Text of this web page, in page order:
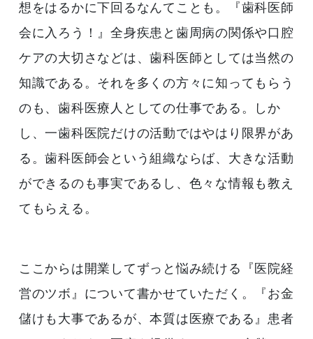
想をはるかに下回るなんてことも。『歯科医師
会に入ろう！』全身疾患と歯周病の関係や口腔
ケアの大切さなどは、歯科医師としては当然の
知識である。それを多くの方々に知ってもらう
のも、歯科医療人としての仕事である。しか
し、一歯科医院だけの活動ではやはり限界があ
る。歯科医師会という組織ならば、大きな活動
ができるのも事実であるし、色々な情報も教え
てもらえる。
ここからは開業してずっと悩み続ける『医院経
営のツボ』について書かせていただく。『お金
儲けも大事であるが、本質は医療である』患者